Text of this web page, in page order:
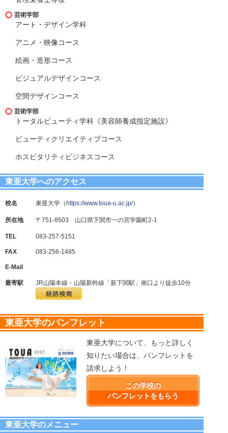
芸術学部
アート・デザイン学科
アニメ・映像コース
絵画・造形コース
ビジュアルデザインコース
空間デザインコース
芸術学部
トータルビューティ学科《美容師養成指定施設》
ビューティクリエイティブコース
ホスピタリティビジネスコース
東亜大学へのアクセス
校名 東亜大学（ https://www.toua-u.ac.jp/）
所在地 〒751-8503 山口県下関市一の宮学園町2-1
TEL 083-257-5151
FAX 083-256-1485
E-Mail
最寄駅 JR山陽本線・山陽新幹線「新下関駅」南口より徒歩10分
東亜大学のパンフレット
東亜大学について、もっと詳しく
知りたい場合は、パンフレットを
請求しよう！
この学校の
パンフレットをもらう
東亜大学のメニュー